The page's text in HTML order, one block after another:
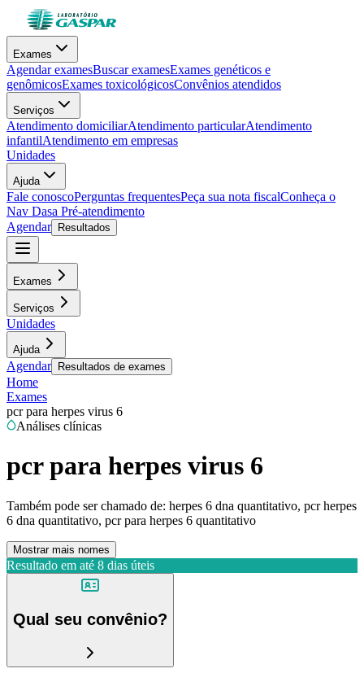
Exames
Agendar examesBuscar examesExames genéticos e
genômicosExames toxicológicosConvênios atendidos
Serviços
Atendimento domiciliarAtendimento particularAtendimento
infantilAtendimento em empresas
Unidades
Ajuda
Fale conoscoPerguntas frequentesPeça sua nota fiscalConheça o
Nav Dasa Pré-atendimento
Agendar
Resultados
Exames
Serviços
Unidades
Ajuda
Agendar Resultados de exames
Home
Exames
pcr para herpes virus 6
Análises clínicas
pcr para herpes virus 6
Também pode ser chamado de: herpes 6 dna quantitativo, pcr herpes
6 dna quantitativo, pcr para herpes 6 quantitativo
Mostrar mais nomes
Resultado em até 8 dias úteis
Qual seu convênio?